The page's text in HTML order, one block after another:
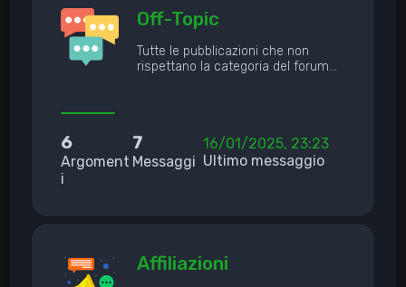
Off-Topic
Tutte le pubblicazioni che non
rispettano la categoria del forum…
6
Argoment
i
7
Messaggi
16/01/2025, 23:23
Ultimo messaggio
Affiliazioni